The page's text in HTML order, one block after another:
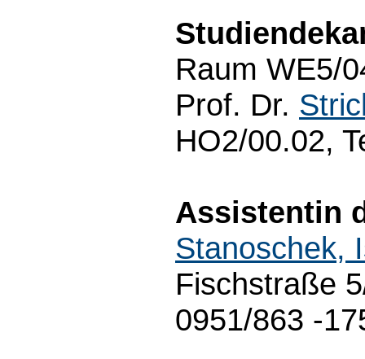
Raum WE5/
Prof. Dr.
HO2/00.02,
Assistentin
Stanoschek,
Fischstraße
0951/863 -